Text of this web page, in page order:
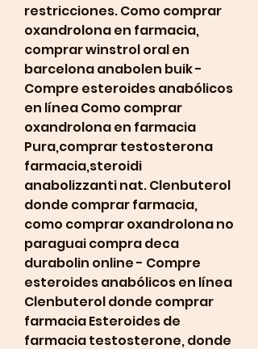
restricciones. Como comprar
oxandrolona en farmacia,
comprar winstrol oral en
barcelona anabolen buik -
Compre esteroides anabólicos
en línea Como comprar
oxandrolona en farmacia
Pura,comprar testosterona
farmacia,steroidi
anabolizzanti nat. Clenbuterol
donde comprar farmacia,
como comprar oxandrolona no
paraguai compra deca
durabolin online - Compre
esteroides anabólicos en línea
Clenbuterol donde comprar
farmacia Esteroides de
farmacia testosterone, donde